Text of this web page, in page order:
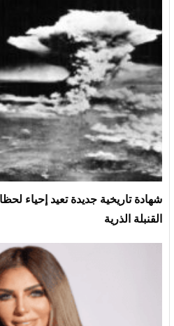
شهادة تاريخية جديدة تعيد إحياء
القنبلة الذرية